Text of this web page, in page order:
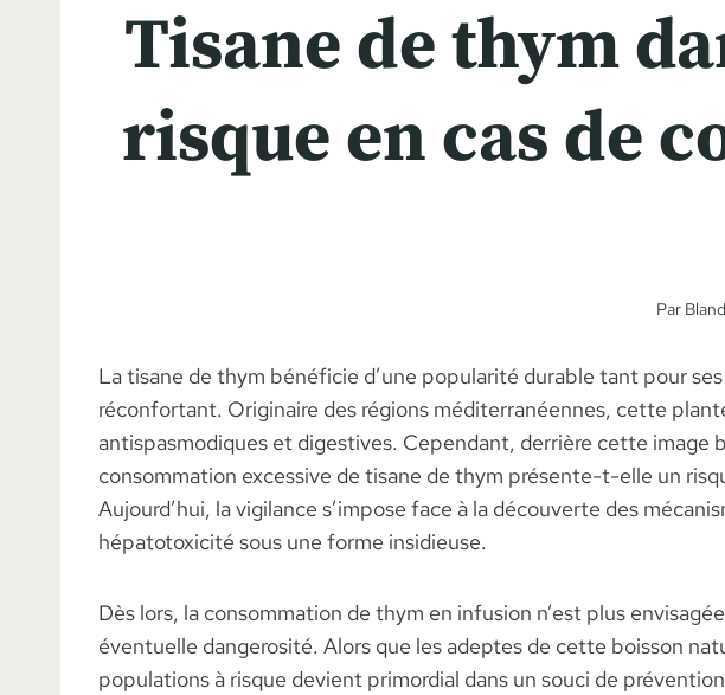
Tisane de thym
risque en cas de
Par
La tisane de thym bénéficie d’une popularité durable tant pour
réconfortant. Originaire des régions méditerranéennes, cette
antispasmodiques et digestives. Cependant, derrière cette image
consommation excessive de tisane de thym présente-t-elle un
Aujourd’hui, la vigilance s’impose face à la découverte des
hépatotoxicité sous une forme insidieuse.
Dès lors, la consommation de thym en infusion n’est plus
éventuelle dangerosité. Alors que les adeptes de cette boisson
populations à risque devient primordial dans un souci de